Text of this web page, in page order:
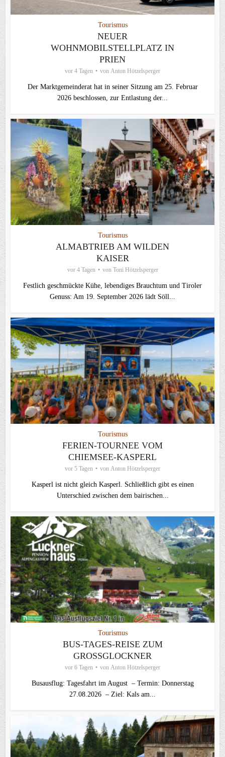
Tourismus
NEUER
WOHNMOBILSTELLPLATZ IN
PRIEN
vor 4 Tagen von Anton Hötzelsperger
Der Marktgemeinderat hat in seiner Sitzung am 25. Februar
2026 beschlossen, zur Entlastung der...
Tourismus
ALMABTRIEB AM WILDEN
KAISER
vor 4 Tagen von Toni Hötzelsperger
Festlich geschmückte Kühe, lebendiges Brauchtum und Tiroler
Genuss: Am 19. September 2026 lädt Söll...
Tourismus
FERIEN-TOURNEE VOM
CHIEMSEE-KASPERL
vor 5 Tagen von Anton Hötzelsperger
Kasperl ist nicht gleich Kasperl. Schließlich gibt es einen
Unterschied zwischen dem bairischen...
Tourismus
BUS-TAGES-REISE ZUM
GROSSGLOCKNER
vor 6 Tagen von Anton Hötzelsperger
Busausflug: Tagesfahrt im August – Termin: Donnerstag
27.08.2026 – Ziel: Kals am...